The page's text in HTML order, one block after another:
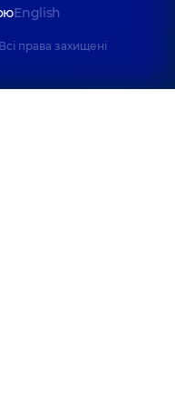
English
права захищені